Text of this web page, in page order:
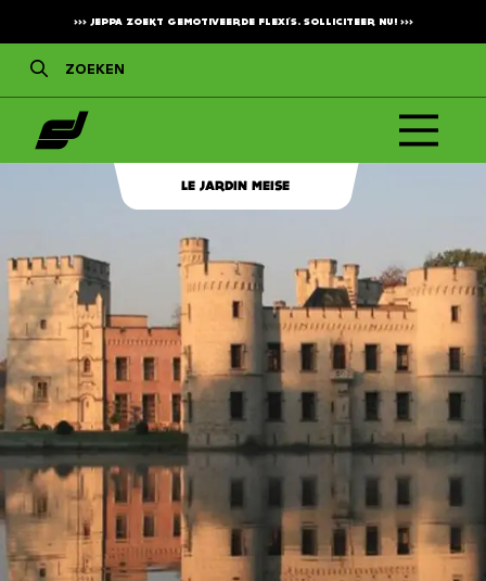
>>> JEPPA ZOEKT GEMOTIVEERDE FLEXI'S. SOLLICITEER NU!>>>
LE JARDIN MEISE